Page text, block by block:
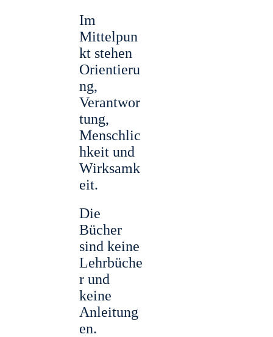
Im
Mittelpun
kt stehen
Orientieru
ng,
Verantwor
tung,
Menschlic
hkeit und
Wirksamk
eit.
Die
Bücher
sind keine
Lehrbüche
r und
keine
Anleitung
en.